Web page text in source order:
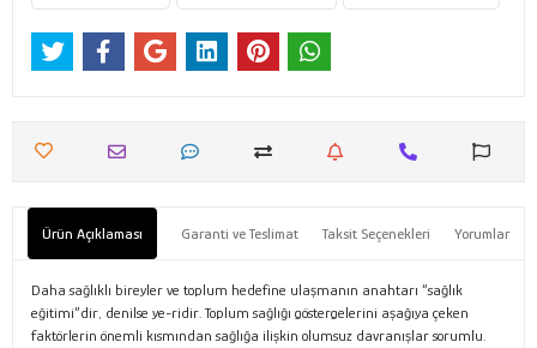
Ürün Açıklaması Garanti ve Teslimat Taksit Seçenekleri Yorumlar
Daha sağlıklı bireyler ve toplum hedefine ulaşmanın anahtarı “sağlık
eğitimi”dir, denilse ye-ridir. Toplum sağlığı göstergelerini aşağıya çeken
faktörlerin önemli kısmından sağlığa ilişkin olumsuz davranışlar sorumlu.